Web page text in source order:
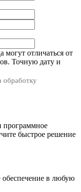
могут отличаться от
Точную дату и
обработку
программное
быстрое решение
обеспечение в любую